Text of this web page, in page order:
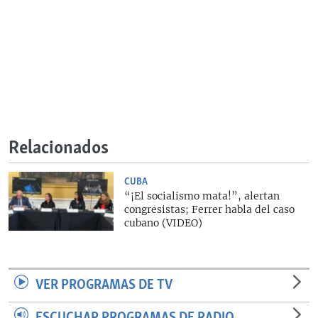
Relacionados
CUBA
“¡El socialismo mata!”, alertan
congresistas; Ferrer habla del caso
cubano (VIDEO)
VER PROGRAMAS DE TV